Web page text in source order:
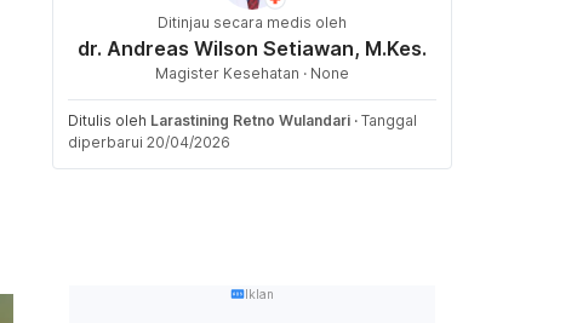
Ditinjau secara medis oleh
dr. Andreas Wilson Setiawan, M.Kes.
Magister Kesehatan · None
Ditulis oleh Larastining Retno Wulandari · Tanggal
diperbarui 20/04/2026
Iklan